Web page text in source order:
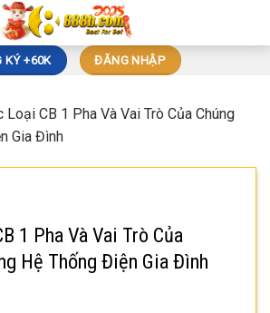
KÝ +60K ĐĂNG NHẬP
Loại CB 1 Pha Và Vai Trò Của Chúng
Gia Đình
1 Pha Và Vai Trò Của
Hệ Thống Điện Gia Đình